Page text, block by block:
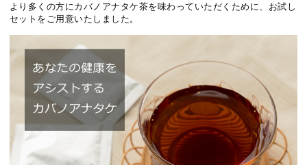
より多くの方にカバノアナタケ茶を味わっていただくために、お試し
セットをご用意いたしました。